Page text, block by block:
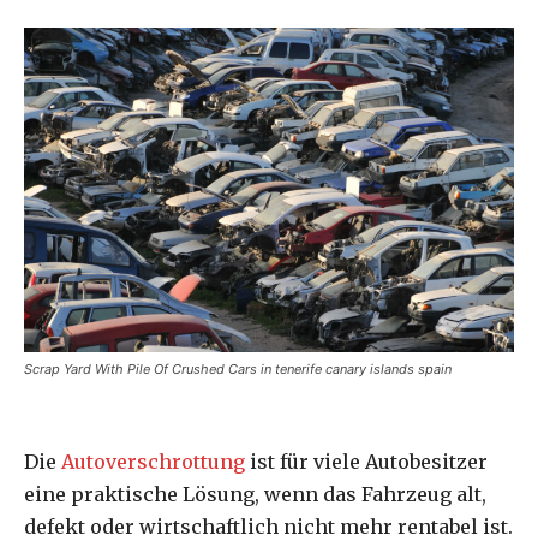
Scrap Yard With Pile Of Crushed Cars in tenerife canary islands spain
Die Autoverschrottung ist für viele Autobesitzer
eine praktische Lösung, wenn das Fahrzeug alt,
defekt oder wirtschaftlich nicht mehr rentabel ist.